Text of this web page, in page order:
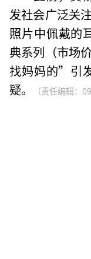
发社会广泛关
照片中佩戴的
典系列（市场
找妈妈的”引
疑。
（责任编辑：